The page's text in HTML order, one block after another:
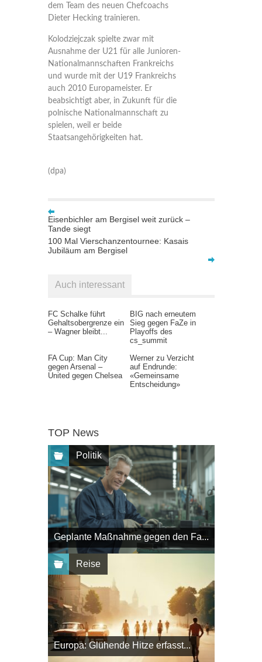
dem Team des neuen Chefcoachs
Dieter Hecking trainieren.
Kolodziejczak spielte zwar mit
Ausnahme der U21 für alle Junioren-
Nationalmannschaften Frankreichs
und wurde mit der U19 Frankreichs
auch 2010 Europameister. Er
beabsichtigt aber, in Zukunft für die
polnische Nationalmannschaft zu
spielen, weil er beide
Staatsangehörigkeiten hat.
(dpa)
Eisenbichler am Bergisel weit zurück –
Tande siegt
100 Mal Vierschanzentournee: Kasais
Jubiläum am Bergisel
Auch interessant
FC Schalke führt
Gehaltsobergrenze ein
– Wagner bleibt...
BIG nach erneutem
Sieg gegen FaZe in
Playoffs des
cs_summit
FA Cup: Man City
gegen Arsenal –
United gegen Chelsea
Werner zu Verzicht
auf Endrunde:
«Gemeinsame
Entscheidung»
TOP News
Politik
Geplante Maßnahme gegen den Fa...
Reise
Europa: Glühende Hitze erfasst...